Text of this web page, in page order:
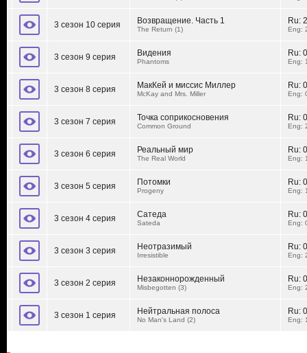
3 сезон 10 серия Возвращение. Часть 1
The Return (1)
Ru:
Eng:
3 сезон 9 серия Видения
Phantoms
Ru:
Eng:
3 сезон 8 серия МакКей и миссис Миллер
McKay and Mrs. Miller
Ru:
Eng:
3 сезон 7 серия Точка соприкосновения
Common Ground
Ru:
Eng:
3 сезон 6 серия Реальный мир
The Real World
Ru:
Eng:
3 сезон 5 серия Потомки
Progeny
Ru:
Eng:
3 сезон 4 серия Сатеда
Sateda
Ru:
Eng:
3 сезон 3 серия Неотразимый
Irresistible
Ru:
Eng:
3 сезон 2 серия Незаконнорожденный
Misbegotten (3)
Ru:
Eng:
3 сезон 1 серия Нейтральная полоса
No Man's Land (2)
Ru:
Eng: